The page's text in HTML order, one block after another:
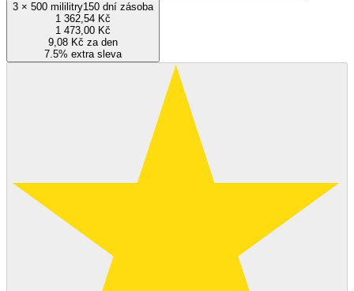
3 × 500 mililitry150 dní zásoba
1 362,54 Kč
1 473,00 Kč
9,08 Kč za den
7.5% extra sleva